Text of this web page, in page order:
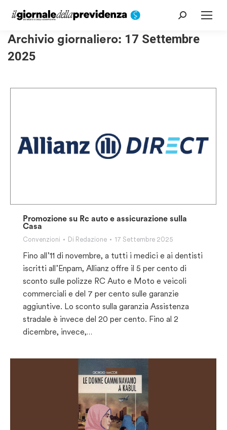
Cerca:
Archivio giornaliero: 17 Settembre
2025
Promozione su Rc auto e assicurazione sulla
Casa
Convenzioni Di Redazione 17 Settembre 2025
Fino all’11 di novembre, a tutti i medici e ai dentisti
iscritti all’Enpam, Allianz offre il 5 per cento di
sconto sulle polizze RC Auto e Moto e veicoli
commerciali e del 7 per cento sulle garanzie
aggiuntive. Lo sconto sulla garanzia Assistenza
stradale è invece del 20 per cento. Fino al 2
dicembre, invece,…